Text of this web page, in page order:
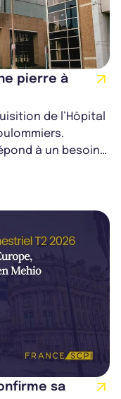
pierre à
de l’Hôpital
à un besoin
sa